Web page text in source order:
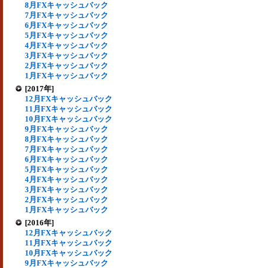
8月FXキャッシュバック
7月FXキャッシュバック
6月FXキャッシュバック
5月FXキャッシュバック
4月FXキャッシュバック
3月FXキャッシュバック
2月FXキャッシュバック
1月FXキャッシュバック
[2017年]
12月FXキャッシュバック
11月FXキャッシュバック
10月FXキャッシュバック
9月FXキャッシュバック
8月FXキャッシュバック
7月FXキャッシュバック
6月FXキャッシュバック
5月FXキャッシュバック
4月FXキャッシュバック
3月FXキャッシュバック
2月FXキャッシュバック
1月FXキャッシュバック
[2016年]
12月FXキャッシュバック
11月FXキャッシュバック
10月FXキャッシュバック
9月FXキャッシュバック